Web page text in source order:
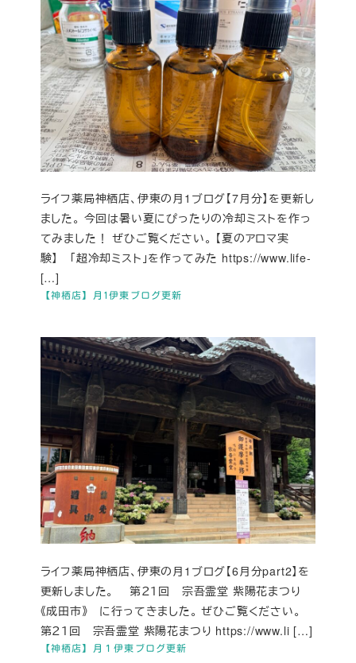
【神栖店】月1伊東ブログ更新
ライフ薬局神栖店、伊東の月1ブログ【7月分】を更新し
ました。 今回は暑い夏にぴったりの冷却ミストを作っ
てみました！ ぜひご覧ください。 【夏のアロマ実
験】 「超冷却ミスト」を作ってみた https://www.life-
[…]
【神栖店】月１伊東ブログ更新
ライフ薬局神栖店、伊東の月1ブログ【6月分part2】を
更新しました。 第２１回 宗吾霊堂 紫陽花まつり
《成田市》 に行ってきました。 ぜひご覧ください。
第２１回 宗吾霊堂 紫陽花まつり https://www.li […]